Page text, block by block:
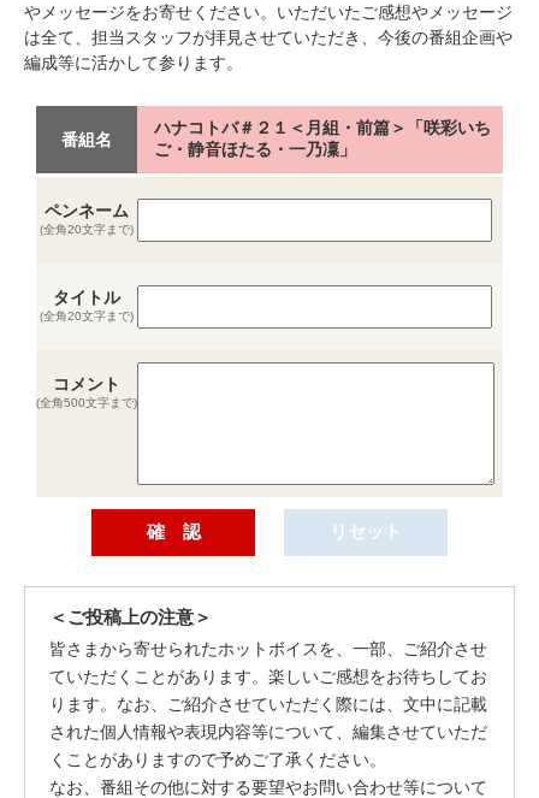
やメッセージをお寄せください。いただいたご感想やメッセージ
は全て、担当スタッフが拝見させていただき、今後の番組企画や
編成等に活かして参ります。
番組名
ハナコトバ＃２１＜月組・前篇＞「咲彩いち
ご・静音ほたる・一乃凜」
ペンネーム
(全角20文字まで)
タイトル
(全角20文字まで)
コメント
(全角500文字まで)
＜ご投稿上の注意＞
皆さまから寄せられたホットボイスを、一部、ご紹介させ
ていただくことがあります。楽しいご感想をお待ちしてお
ります。なお、ご紹介させていただく際には、文中に記載
された個人情報や表現内容等について、編集させていただ
くことがありますので予めご了承ください。
なお、番組その他に対する要望やお問い合わせ等について